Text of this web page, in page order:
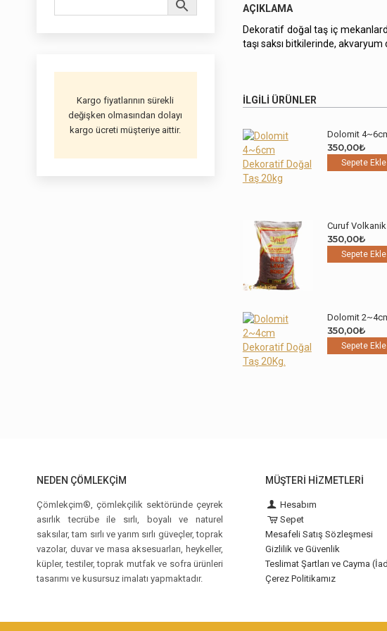
AÇIKLAMA
Dekoratif doğal taş iç
taşı saksı bitkilerinde,
İLGILI ÜRÜNLER
Dolomit
350,00₺
Sepete Ekle
Curuf
350,00₺
Sepete Ekle
Dolomit
350,00₺
Sepete Ekle
Kargo fiyatlarının sürekli
değişken olmasından dolayı
kargo ücreti müşteriye aittir.
NEDEN ÇÖMLEKÇIM
Çömlekçim®, çömlekçilik sektöründe çeyrek
asırlık tecrübe ile sırlı, boyalı ve naturel
saksılar, tam sırlı ve yarım sırlı güveçler, toprak
vazolar, duvar ve masa aksesuarları, heykeller,
küpler, testiler, toprak mutfak ve sofra ürünleri
tasarımı ve kusursuz imalatı yapmaktadır.
MÜŞTERI HIZMETLERI
Hesabım
Sepet
Mesafeli Satış Sözleşmesi
Gizlilik ve Güvenlik
Teslimat Şartları ve Cayma
Çerez Politikamız